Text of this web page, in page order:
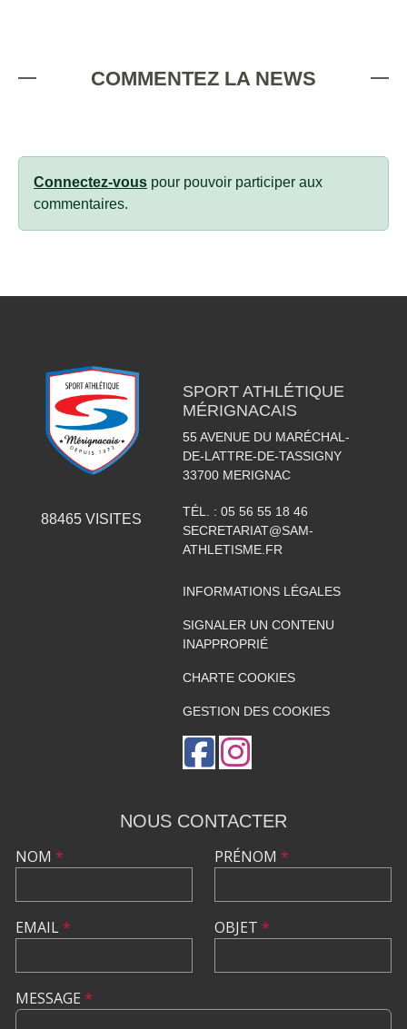
COMMENTEZ LA NEWS
Connectez-vous pour pouvoir participer aux
commentaires.
88465VISITES
SPORT ATHLÉTIQUE
MÉRIGNACAIS
55 AVENUE DU MARÉCHAL-
DE-LATTRE-DE-TASSIGNY
33700 MERIGNAC
TÉL. : 05 56 55 18 46
SECRETARIAT@SAM-
ATHLETISME.FR
INFORMATIONS LÉGALES
SIGNALER UN CONTENU
INAPPROPRIÉ
CHARTE COOKIES
GESTION DES COOKIES
NOUS CONTACTER
NOM *
EMAIL*
PRÉNOM *
OBJET *
MESSAGE *